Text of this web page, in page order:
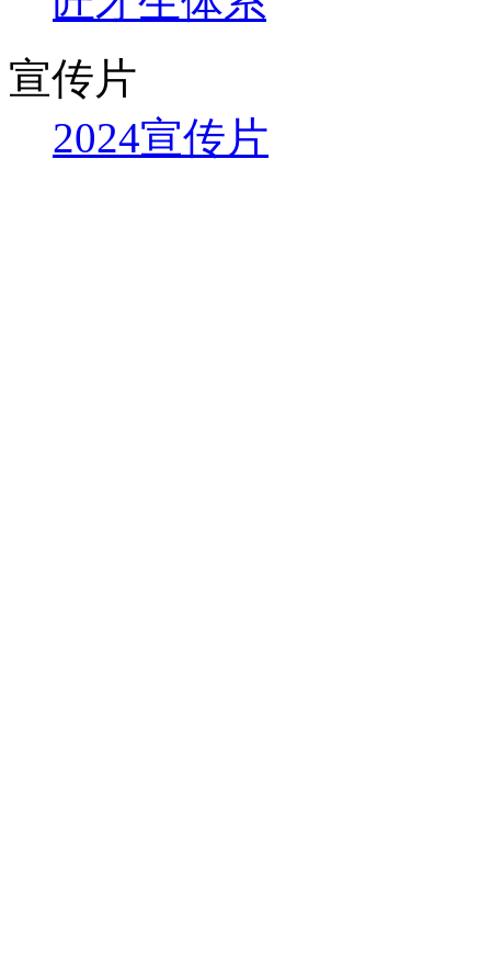
宣传片
2024宣传片